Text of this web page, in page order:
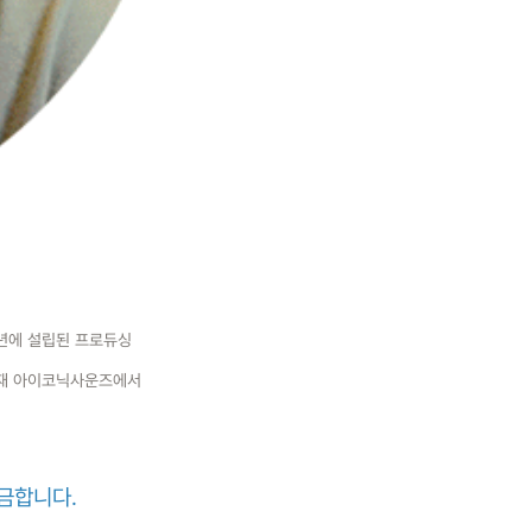
에 설립된 프로듀싱
아이코닉사운즈에서
합니다.